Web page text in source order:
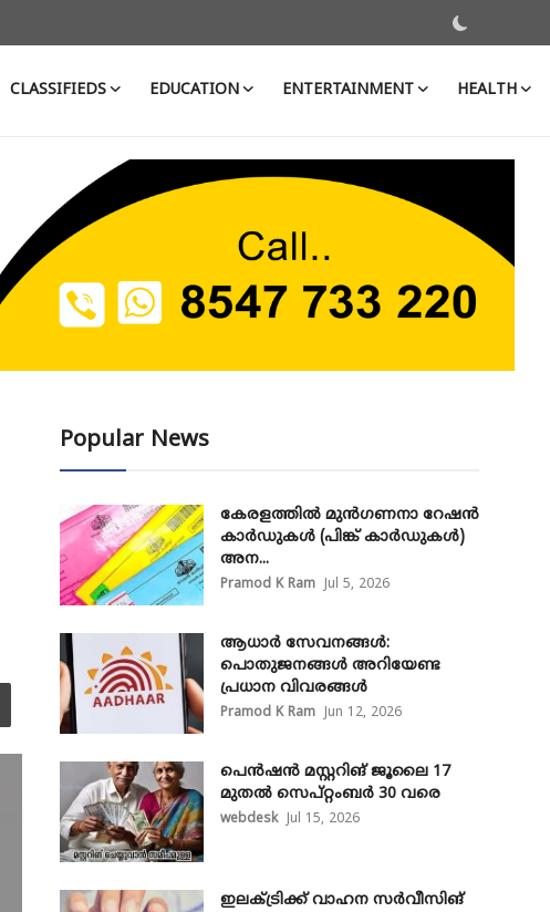
CLASSIFIEDS EDUCATION ENTERTAINMENT HEALTH
Popular News
കേരളത്തിൽ മുൻഗണനാ റേഷൻ
കാർഡുകൾ (പിങ്ക് കാർഡുകൾ)
അന...
Pramod K Ram Jul 5, 2026
ആധാർ സേവനങ്ങൾ:
പൊതുജനങ്ങൾ അറിയേണ്ട
പ്രധാന വിവരങ്ങൾ
Pramod K Ram Jun 12, 2026
പെൻഷൻ മസ്റ്ററിങ് ജൂലൈ 17
മുതൽ സെപ്റ്റംബർ 30 വരെ
webdesk Jul 15, 2026
ഇലക്ട്രിക്ക് വാഹന സർവീസിങ്